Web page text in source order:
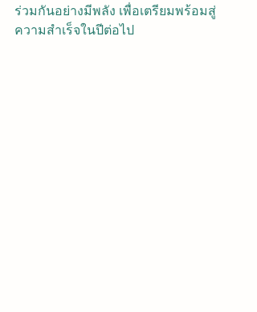
ร่วมกันอย่างมีพลัง เพื่อเตรียมพร้อมสู่
ความสำเร็จในปีต่อไป